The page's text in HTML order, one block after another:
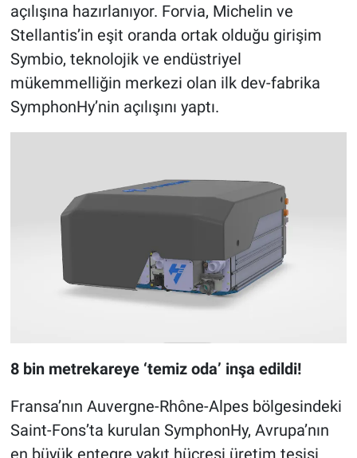
açılışına hazırlanıyor. Forvia, Michelin ve
Stellantis’in eşit oranda ortak olduğu girişim
Symbio, teknolojik ve endüstriyel
mükemmelliğin merkezi olan ilk dev-fabrika
SymphonHy’nin açılışını yaptı.
8 bin metrekareye ‘temiz oda’ inşa edildi!
Fransa’nın Auvergne-Rhône-Alpes bölgesindeki
Saint-Fons’ta kurulan SymphonHy, Avrupa’nın